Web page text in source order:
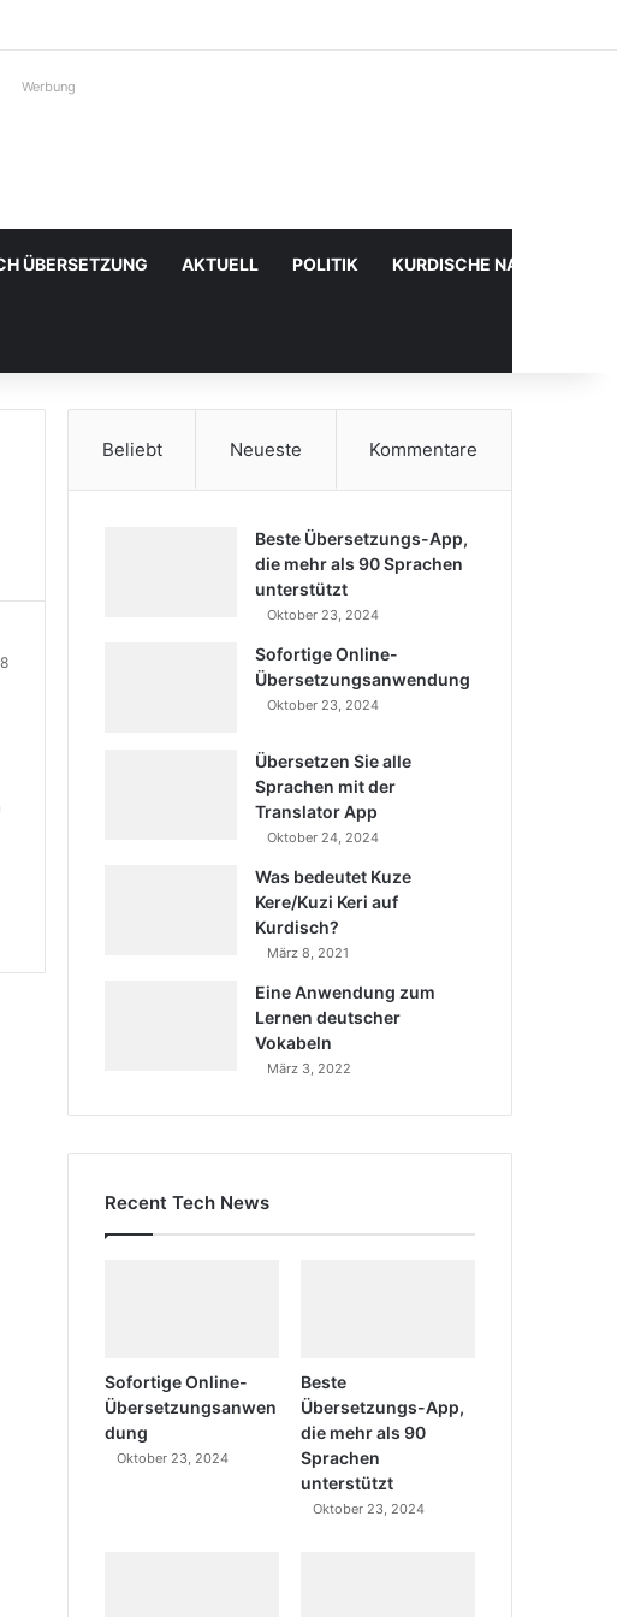
Werbung
ÜBERSETZUNG AKTUELL POLITIK KURDISCHE
Beliebt Neueste Kommentare
Beste Übersetzungs-App,
die mehr als 90 Sprachen
unterstützt
Oktober 23, 2024
Sofortige Online-
Übersetzungsanwendung
Oktober 23, 2024
Übersetzen Sie alle
Sprachen mit der
Translator App
Oktober 24, 2024
Was bedeutet Kuze
Kere/Kuzi Keri auf
Kurdisch?
März 8, 2021
Eine Anwendung zum
Lernen deutscher
Vokabeln
März 3, 2022
Recent Tech News
Sofortige Online-
Übersetzungsanwen
dung
Oktober 23, 2024
Beste
Übersetzungs-App,
die mehr als 90
Sprachen
unterstützt
Oktober 23, 2024